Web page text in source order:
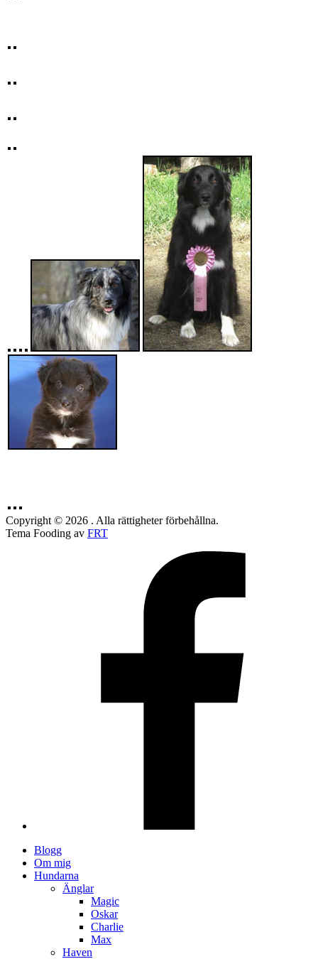
Copyright © 2026 . Alla rättigheter förbehållna.
Tema Fooding av FRT
Blogg
Om mig
Hundarna
Änglar
Magic
Oskar
Charlie
Max
Haven